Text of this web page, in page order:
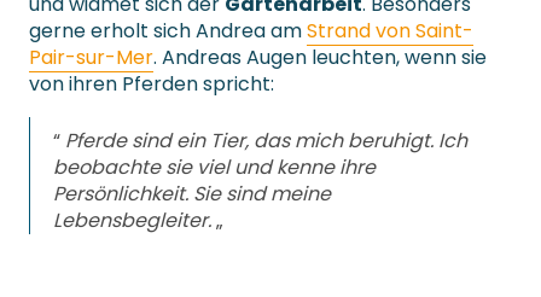
gerne erholt sich Andrea amStrand von Saint-
Pair-sur-Mer. Andreas Augen leuchten, wenn sie
von ihren Pferden spricht:
“ Pferde sind ein Tier, das mich beruhigt. Ich
beobachte sie viel und kenne ihre
Persönlichkeit. Sie sind meine
Lebensbegleiter.„